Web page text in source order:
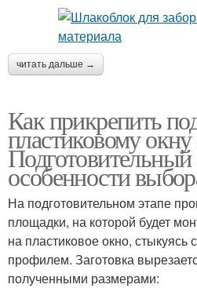
читать дальше →
Как прикрепить
пластиковому
Подготовительный
особенности
На подготовительном этапе
площадки, на которой будет
на пластиковое окно, стыкуясь
профилем. Заготовка
полученными размерами: